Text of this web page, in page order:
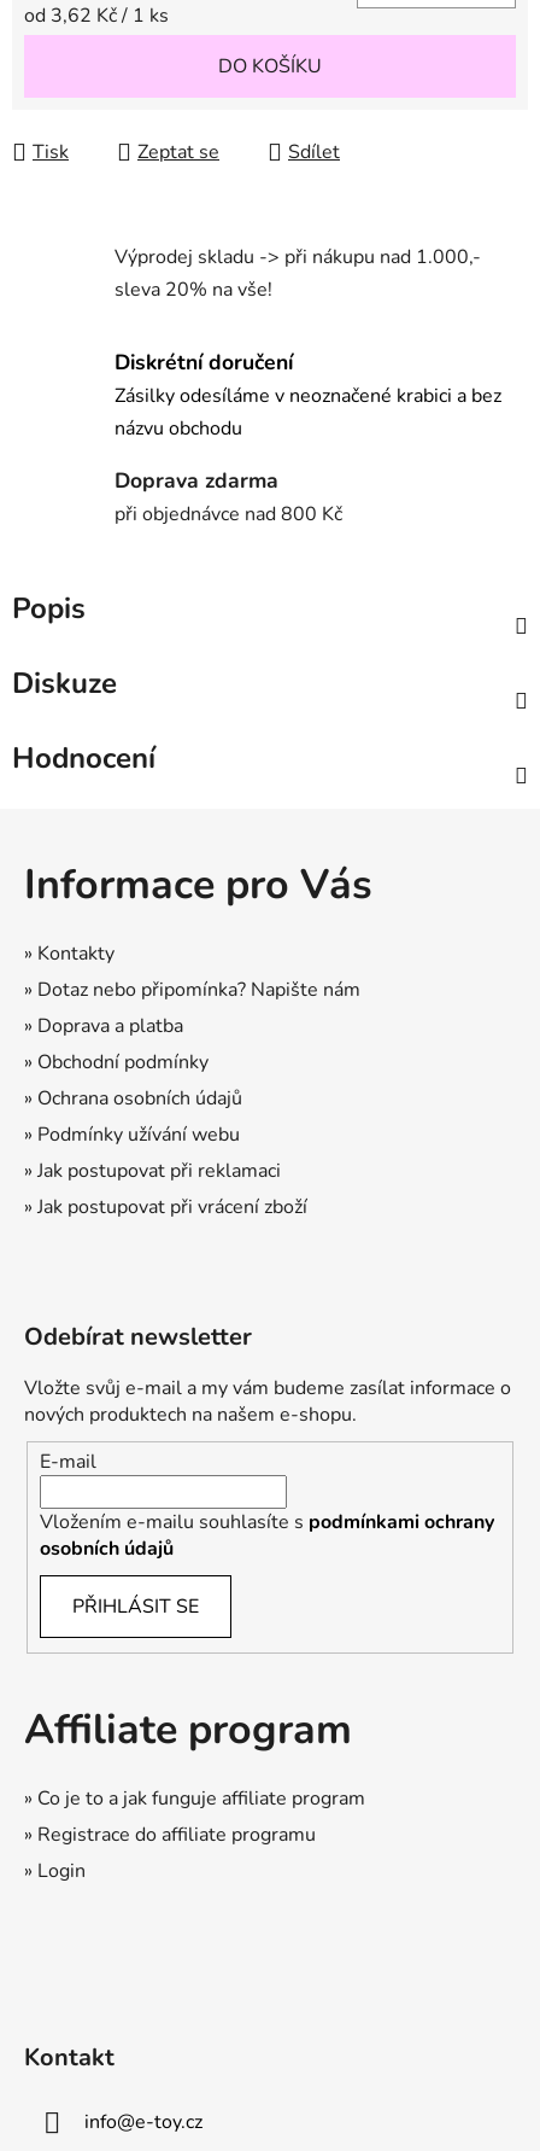
Měrná cena:
od 3,62 Kč / 1 ks
DO KOŠÍKU
Tisk Zeptat se Sdílet
Výprodej skladu -> při nákupu nad 1.000,-
sleva 20% na vše!
Diskrétní doručení
Zásilky odesíláme v neoznačené krabici a bez
názvu obchodu
Doprava zdarma
při objednávce nad 800 Kč
Popis
Diskuze
Hodnocení
Informace pro Vás
» Kontakty
» Dotaz nebo připomínka? Napište nám
» Doprava a platba
» Obchodní podmínky
» Ochrana osobních údajů
» Podmínky užívání webu
» Jak postupovat při reklamaci
» Jak postupovat při vrácení zboží
Odebírat newsletter
Vložte svůj e-mail a my vám budeme zasílat informace o
nových produktech na našem e-shopu.
E-mail
Vložením e-mailu souhlasíte s podmínkami ochrany
osobních údajů
PŘIHLÁSIT SE
Affiliate program
» Co je to a jak funguje affiliate program
» Registrace do affiliate programu
» Login
Kontakt
info@e-toy.cz